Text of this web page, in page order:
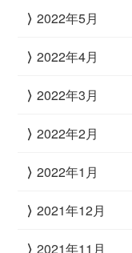
2022年5月
2022年4月
2022年3月
2022年2月
2022年1月
2021年12月
2021年11月